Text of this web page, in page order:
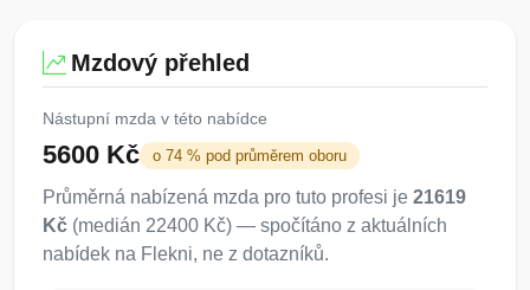
Mzdový přehled
Nástupní mzda v této nabídce
5600 Kč o 74 % pod průměrem oboru
Průměrná nabízená mzda pro tuto profesi je 21619
Kč (medián 22400 Kč) — spočítáno z aktuálních
nabídek na Flekni, ne z dotazníků.